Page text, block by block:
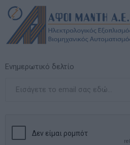
Ενημερωτικό δελτίο